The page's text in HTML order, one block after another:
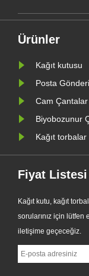
Ürünler
Kağıt kutusu
Posta
Cam Çantalar
Biyobozunur
Kağıt torbalar
Fiyat
Kağıt kutu, kağıt
sorularınız için lütfen
iletişime geçeceğiz.